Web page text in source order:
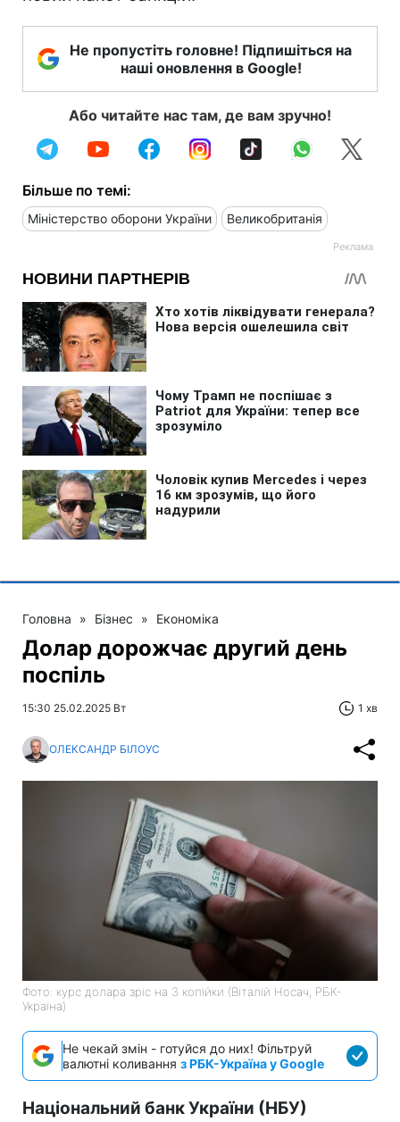
Не пропустіть головне! Підпишіться на
наші оновлення в Google!
Або читайте нас там, де вам зручно!
Більше по темі:
Міністерство оборони України Великобританія
Головна » Бізнес » Економіка
Долар дорожчає другий день
поспіль
15:30 25.02.2025 Вт 1 хв
ОЛЕКСАНДР БІЛОУС
Фото: курс долара зріс на 3 копійки (Віталій Носач, РБК-
Україна)
Не чекай змін - готуйся до них! Фільтруй
валютні коливання з РБК-Україна у Google
Національний банк України (НБУ)